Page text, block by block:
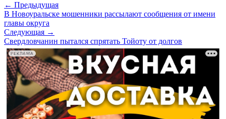
← Предыдущая
В Новоуральске мошенники рассылают сообщения от имени
главы округа
Следующая →
Свердловчанин пытался спрятать Тойоту от долгов
РЕКЛАМА